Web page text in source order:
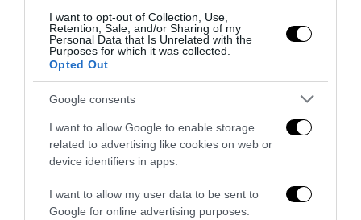
I want to opt-out of Collection, Use,
Retention, Sale, and/or Sharing of my
Personal Data that Is Unrelated with the
Purposes for which it was collected.
Opted Out
Google consents
I want to allow Google to enable storage
related to advertising like cookies on web or
device identifiers in apps.
I want to allow my user data to be sent to
Google for online advertising purposes.